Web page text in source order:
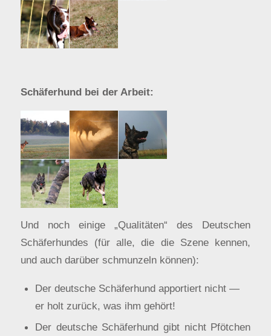
Schäferhund bei der Arbeit:
Und noch einige „Qualitäten“ des Deutschen
Schäferhundes (für alle, die die Szene kennen,
und auch darüber schmunzeln können):
Der deutsche Schäferhund apportiert nicht —
er holt zurück, was ihm gehört!
Der deutsche Schäferhund gibt nicht Pfötchen